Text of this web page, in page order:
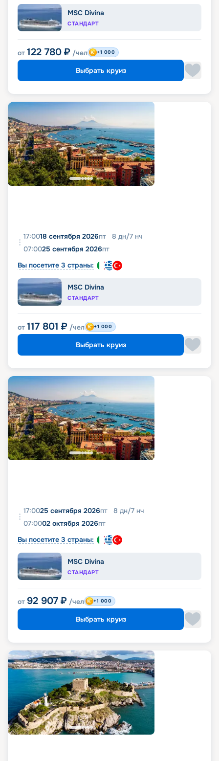
MSC Divina
СТАНДАРТ
от 122 780 ₽ /чел +1 000
Выбрать круиз
17:0018 сентября 2026пт 8 дн/7 нч
07:0025 сентября 2026пт
Вы посетите 3 страны:
MSC Divina
СТАНДАРТ
от 117 801 ₽ /чел +1 000
Выбрать круиз
17:0025 сентября 2026пт 8 дн/7 нч
07:0002 октября 2026пт
Вы посетите 3 страны:
MSC Divina
СТАНДАРТ
от 92 907 ₽ /чел +1 000
Выбрать круиз